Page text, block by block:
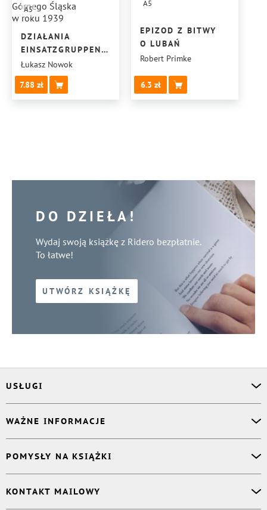
A5
DZIAŁANIA
EINSATZGRUPPEN
NA TERENIE
GÓRNEGO ŚLĄSKA
W ROKU 1939
Łukasz Nowok
7.88
A5
EPIZOD Z BITWY
O LUBAŃ
Robert Primke
6.3
DO DZIEŁA!
Wydaj swoją książkę z Ridero bezpłatnie.
To łatwe!
UTWÓRZ KSIĄŻKĘ
USŁUGI
Korektor
Projektant okładki
Druk Twojej książki
Publikacja
WAŻNE INFORMACJE
Książki Ridero
Pomoc
Polityka prywatności
POMYSŁY NA KSIĄŻKI
Dzienniczek malucha
KONTAKT MAILOWY